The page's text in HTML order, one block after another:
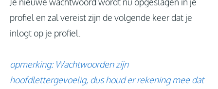
profiel en zal vereist zijn de volgende keer dat je
inlogt op je profiel.
opmerking: Wachtwoorden zijn
hoofdlettergevoelig, dus houd er rekening mee dat